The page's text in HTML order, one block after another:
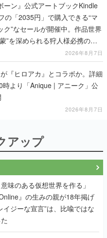
ーン』公式アートブックKindle
の「2035円」で購入できる“マ
ク”なセールが開催中。作品世界
”を深められる狩人様必携の一
2026年8月7日
が『ヒロアカ』とコラボか。詳細
時より「Anique | アニーク」公
2026年8月7日
アップ
意味のある仮想世界を作る」
』の生みの親が18年掲げ
イジーな宣言”は、比喩ではな